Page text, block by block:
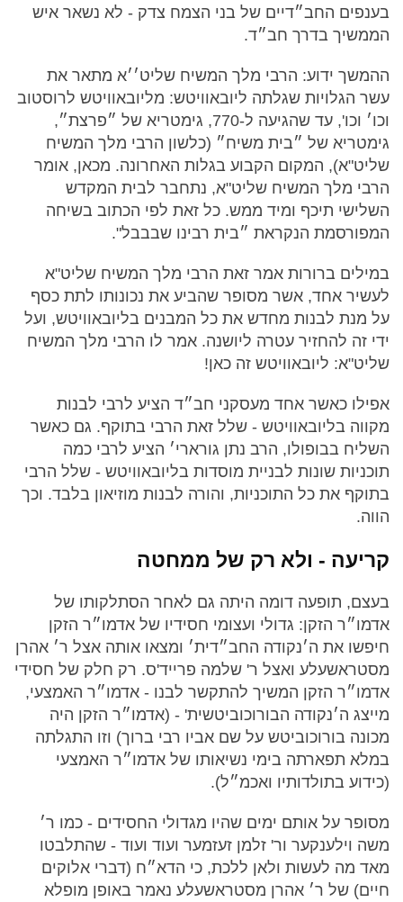
בענפים החב״דיים של בני הצמח צדק - לא נשאר איש
הממשיך בדרך חב״ד.
ההמשך ידוע: הרבי מלך המשיח שליט׳׳א מתאר את
עשר הגלויות שגלתה ליובאוויטש: מליובאוויטש לרוסטוב
וכו׳ וכו', עד שהגיעה ל-770, גימטריא של ״פרצת״,
גימטריא של ״בית משיח״ (כלשון הרבי מלך המשיח
שליט"א), המקום הקבוע בגלות האחרונה. מכאן, אומר
הרבי מלך המשיח שליט"א, נתחבר לבית המקדש
השלישי תיכף ומיד ממש. כל זאת לפי הכתוב בשיחה
המפורסמת הנקראת ״בית רבינו שבבבל".
במילים ברורות אמר זאת הרבי מלך המשיח שליט"א
לעשיר אחד, אשר מסופר שהביע את נכונותו לתת כסף
על מנת לבנות מחדש את כל המבנים בליובאוויטש, ועל
ידי זה להחזיר עטרה ליושנה. אמר לו הרבי מלך המשיח
שליט"א: ליובאוויטש זה כאן!
אפילו כאשר אחד מעסקני חב״ד הציע לרבי לבנות
מקווה בליובאוויטש - שלל זאת הרבי בתוקף. גם כאשר
השליח בבופולו, הרב נתן גורארי׳ הציע לרבי כמה
תוכניות שונות לבניית מוסדות בליובאוויטש - שלל הרבי
בתוקף את כל התוכניות, והורה לבנות מוזיאון בלבד. וכך
הווה.
קריעה - ולא רק של ממחטה
בעצם, תופעה דומה היתה גם לאחר הסתלקותו של
אדמו״ר הזקן: גדולי ועצומי חסידיו של אדמו״ר הזקן
חיפשו את ה׳נקודה החב״דית׳ ומצאו אותה אצל ר׳ אהרן
מסטראשעלע ואצל ר' שלמה פרייד'ס. רק חלק של חסידי
אדמו״ר הזקן המשיך להתקשר לבנו - אדמו״ר האמצעי,
מייצג ה׳נקודה הבורוכוביטשית' - (אדמו״ר הזקן היה
מכונה בורוכוביטש על שם אביו רבי ברוך) וזו התגלתה
במלא תפארתה בימי נשיאותו של אדמו״ר האמצעי
(כידוע בתולדותיו ואכמ״ל).
מסופר על אותם ימים שהיו מגדולי החסידים - כמו ר׳
משה וילענקער ור' זלמן זעזמער ועוד ועוד - שהתלבטו
מאד מה לעשות ולאן ללכת, כי הדא״ח (דברי אלוקים
חיים) של ר׳ אהרן מסטראשעלע נאמר באופן מופלא